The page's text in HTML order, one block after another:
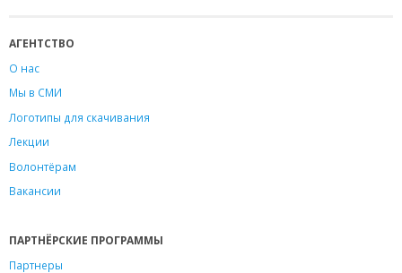
АГЕНТСТВО
О нас
Мы в СМИ
Логотипы для скачивания
Лекции
Волонтёрам
Вакансии
ПАРТНЁРСКИЕ ПРОГРАММЫ
Партнеры